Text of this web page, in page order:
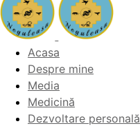
Acasa
Despre mine
Media
Medicină
Dezvoltare personală